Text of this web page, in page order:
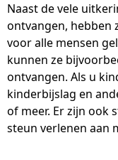
Naast de vele
ontvangen, hebben
voor alle mensen
kunnen ze
ontvangen. Als u
kinderbijslag en
of meer. Er zijn ook
steun verlenen aan